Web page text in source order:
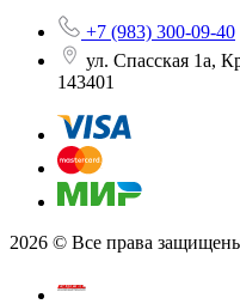
+7 (983) 300-09-40
ул. Спасская 1а,
143401
2026 © Все права